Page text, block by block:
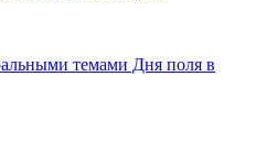
темами Дня поля в